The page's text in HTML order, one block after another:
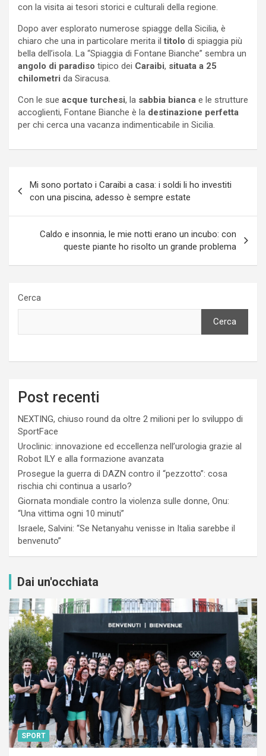
con la visita ai tesori storici e culturali della regione.
Dopo aver esplorato numerose spiagge della Sicilia, è
chiaro che una in particolare merita iltitolo di spiaggia più
bella dell’isola. La “Spiaggia di Fontane Bianche” sembra un
angolo di paradiso tipico dei Caraibi, situata a 25
chilometri da Siracusa.
Con le sue acque turchesi, la sabbia bianca e le strutture
accoglienti, Fontane Bianche è la destinazione perfetta
per chi cerca una vacanza indimenticabile in Sicilia.
articoli
Mi sono portato i Caraibi a casa: i soldi li ho investiti
con una piscina, adesso è sempre estate
Caldo e insonnia, le mie notti erano un incubo: con
queste piante ho risolto un grande problema
Cerca
Cerca
Post recenti
NEXTING, chiuso round da oltre 2 milioni per lo sviluppo di
SportFace
Uroclinic: innovazione ed eccellenza nell’urologia grazie al
Robot ILY e alla formazione avanzata
Prosegue la guerra di DAZN contro il “pezzotto”: cosa
rischia chi continua a usarlo?
Giornata mondiale contro la violenza sulle donne, Onu:
“Una vittima ogni 10 minuti”
Israele, Salvini: “Se Netanyahu venisse in Italia sarebbe il
benvenuto”
Dai un'occhiata
SPORT